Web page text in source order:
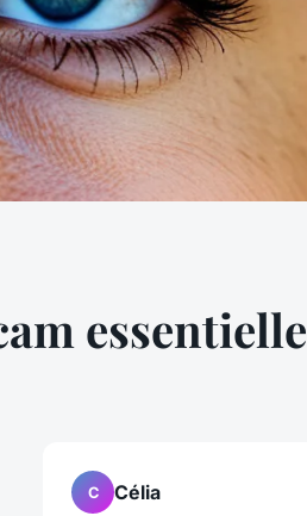
essentielle
C Célia